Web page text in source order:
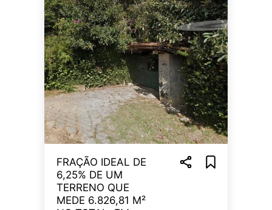
FRAÇÃO IDEAL DE
6,25% DE UM
TERRENO QUE
MEDE 6.826,81 M²